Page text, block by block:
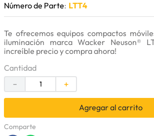
Número de Parte: LTT4
Te ofrecemos equipos compactos
iluminación marca Wacker Neuson®
increíble precio y compra ahora!
Cantidad
＋
－
Agregar al carrito
Comparte